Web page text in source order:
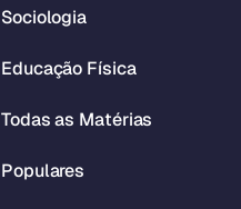
Sociologia
Educação Física
Todas as Matérias
Populares